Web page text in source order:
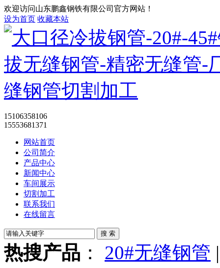
欢迎访问山东鹏鑫钢铁有限公司官方网站！
设为首页 收藏本站
15106358106
15553681371
网站首页
公司简介
产品中心
新闻中心
车间展示
切割加工
联系我们
在线留言
热搜产品 ： 20#无缝钢管